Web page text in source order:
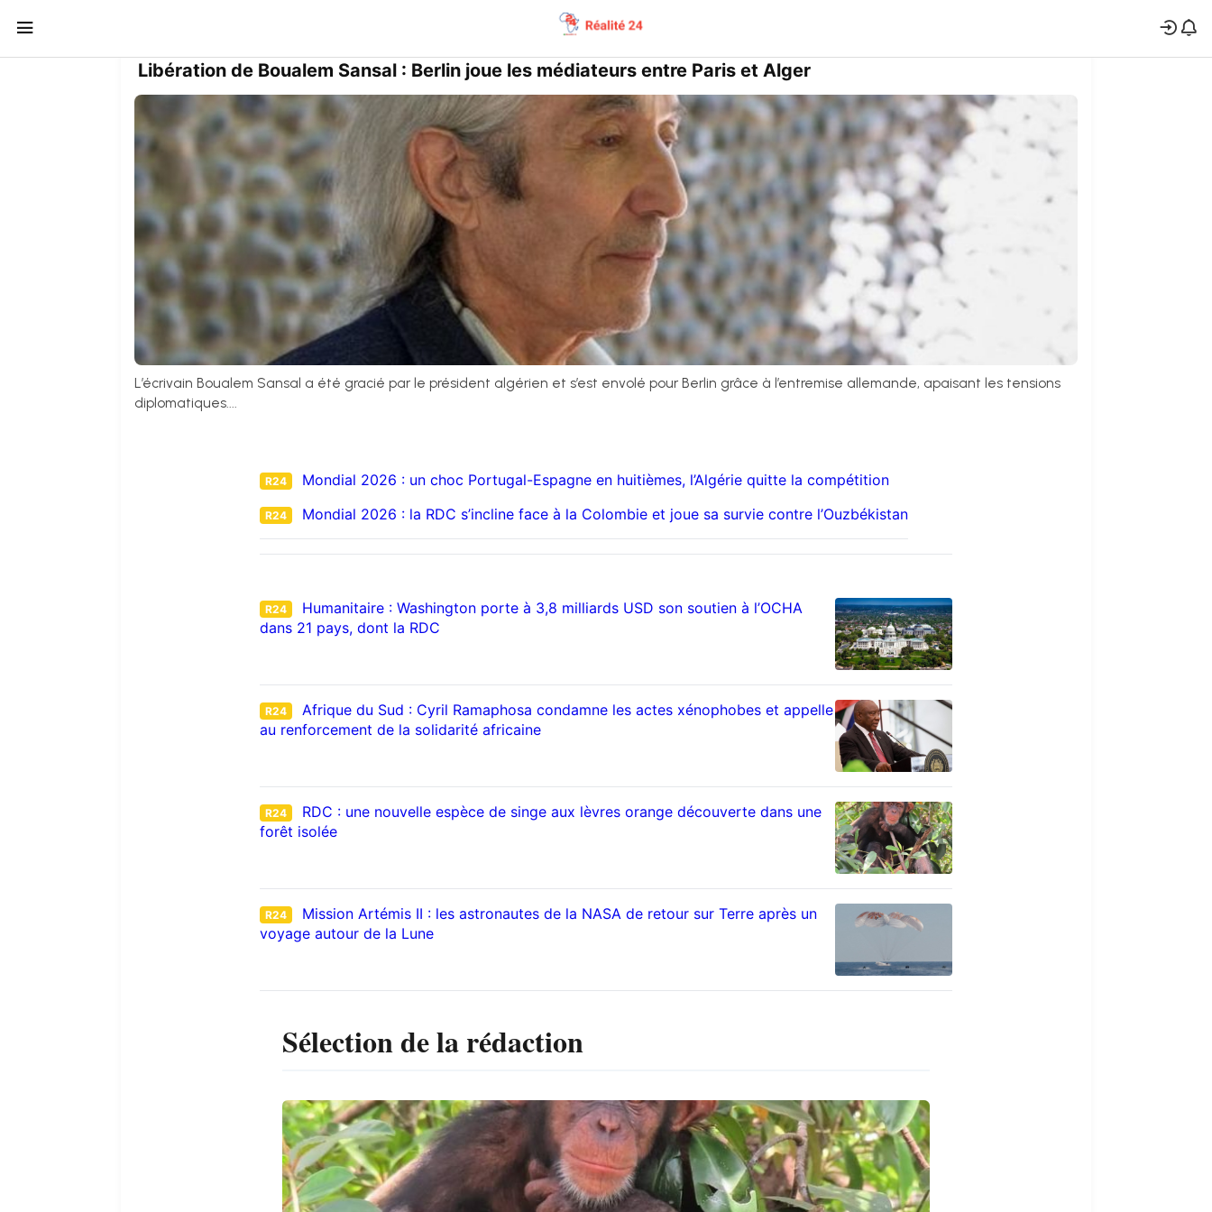
Libération de Boualem Sansal : Berlin joue les médiateurs entre Paris et Alger
L’écrivain Boualem Sansal a été gracié par le président algérien et s’est envolé pour Berlin grâce à l’entremise allemande, apaisant les tensions
diplomatiques....
R24 Mondial 2026 : un choc Portugal-Espagne en huitièmes, l’Algérie quitte la compétition
R24 Mondial 2026 : la RDC s’incline face à la Colombie et joue sa survie contre l’Ouzbékistan
R24
Humanitaire : Washington porte à 3,8 milliards USD son soutien à l’OCHA
dans 21 pays, dont la RDC
R24
Afrique du Sud : Cyril Ramaphosa condamne les actes xénophobes et appelle
au renforcement de la solidarité africaine
R24
RDC : une nouvelle espèce de singe aux lèvres orange découverte dans une
forêt isolée
R24
Mission Artémis II : les astronautes de la NASA de retour sur Terre après un
voyage autour de la Lune
Sélection de la rédaction